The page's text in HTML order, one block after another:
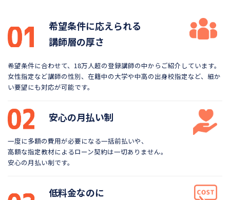
希望条件に応えられる
講師層の厚さ
希望条件に合わせて、18万人超の登録講師の中から ご紹介しています。
女性指定など講師の性別、在籍中の大学や中高の出身校指定など、細か
い要望にも対応が可能です。
安心の月払い制
一度に多額の費用が必要になる一括前払いや、
高額な指定教材によるローン契約は一切ありません。
安心の月払い制です。
低料金なのに